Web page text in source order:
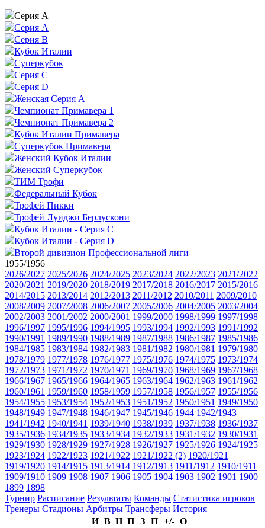
Серия А
Серия А
Серия B
Кубок Италии
Суперкубок
Серия C
Серия D
Женская Серия А
Чемпионат Примавера 1
Чемпионат Примавера 2
Кубок Италии Примавера
Суперкубок Примавера
Женский Кубок Италии
Женский Суперкубок
ТИМ Трофи
Федеральный Кубок
Трофей Пикки
Трофей Луиджи Берлускони
Кубок Италии - Серия C
Кубок Италии - Серия D
Второй дивизион Профессиональной лиги
1955/1956
2026/2027 2025/2026 2024/2025 2023/2024 2022/2023 2021/2022
2020/2021 2019/2020 2018/2019 2017/2018 2016/2017 2015/2016
2014/2015 2013/2014 2012/2013 2011/2012 2010/2011 2009/2010
2008/2009 2007/2008 2006/2007 2005/2006 2004/2005 2003/2004
2002/2003 2001/2002 2000/2001 1999/2000 1998/1999 1997/1998
1996/1997 1995/1996 1994/1995 1993/1994 1992/1993 1991/1992
1990/1991 1989/1990 1988/1989 1987/1988 1986/1987 1985/1986
1984/1985 1983/1984 1982/1983 1981/1982 1980/1981 1979/1980
1978/1979 1977/1978 1976/1977 1975/1976 1974/1975 1973/1974
1972/1973 1971/1972 1970/1971 1969/1970 1968/1969 1967/1968
1966/1967 1965/1966 1964/1965 1963/1964 1962/1963 1961/1962
1960/1961 1959/1960 1958/1959 1957/1958 1956/1957 1955/1956
1954/1955 1953/1954 1952/1953 1951/1952 1950/1951 1949/1950
1948/1949 1947/1948 1946/1947 1945/1946 1944 1942/1943
1941/1942 1940/1941 1939/1940 1938/1939 1937/1938 1936/1937
1935/1936 1934/1935 1933/1934 1932/1933 1931/1932 1930/1931
1929/1930 1928/1929 1927/1928 1926/1927 1925/1926 1924/1925
1923/1924 1922/1923 1921/1922 1921/1922 (2) 1920/1921
1919/1920 1914/1915 1913/1914 1912/1913 1911/1912 1910/1911
1909/1910 1909 1908 1907 1906 1905 1904 1903 1902 1901 1900
1899 1898
Турнир Расписание Результаты Команды Статистика игроков
Тренеры Стадионы Арбитры Трансферы История
И В Н П З П +/- О